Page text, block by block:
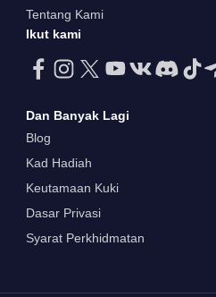
Tentang Kami
Ikut kami
Dan Banyak Lagi
Blog
Kad Hadiah
Keutamaan Kuki
Dasar Privasi
Syarat Perkhidmatan